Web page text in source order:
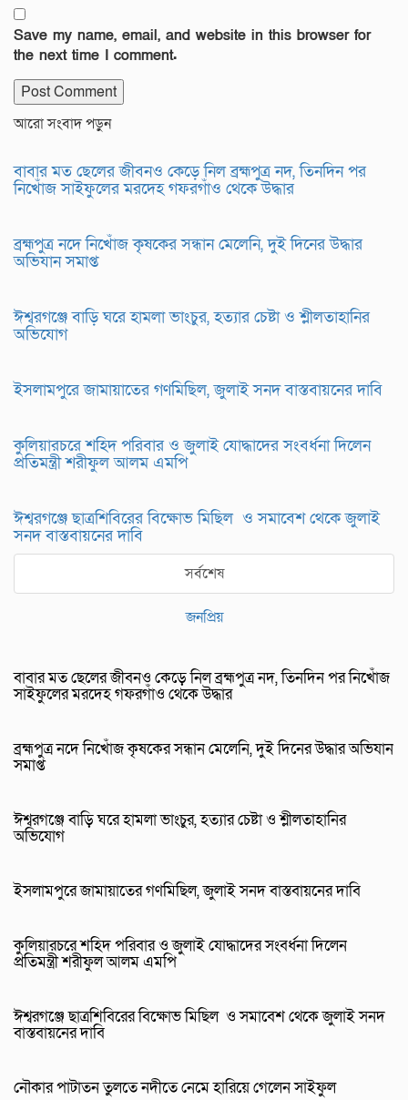
Save my name, email, and website in this browser for
the next time I comment.
আরো সংবাদ পড়ুন
বাবার মত ছেলের জীবনও কেড়ে নিল ব্রহ্মপুত্র নদ, তিনদিন পর
নিখোঁজ সাইফুলের মরদেহ গফরগাঁও থেকে উদ্ধার
ব্রহ্মপুত্র নদে নিখোঁজ কৃষকের সন্ধান মেলেনি, দুই দিনের উদ্ধার
অভিযান সমাপ্ত
ঈশ্বরগঞ্জে বাড়ি ঘরে হামলা ভাংচুর, হত্যার চেষ্টা ও শ্লীলতাহানির
অভিযোগ
ইসলামপুরে জামায়াতের গণমিছিল, জুলাই সনদ বাস্তবায়নের দাবি
কুলিয়ারচরে শহিদ পরিবার ও জুলাই যোদ্ধাদের সংবর্ধনা দিলেন
প্রতিমন্ত্রী শরীফুল আলম এমপি
ঈশ্বরগঞ্জে ছাত্রশিবিরের বিক্ষোভ মিছিল ও সমাবেশ থেকে জুলাই
সনদ বাস্তবায়নের দাবি
সর্বশেষ
জনপ্রিয়
বাবার মত ছেলের জীবনও কেড়ে নিল ব্রহ্মপুত্র নদ, তিনদিন পর নিখোঁজ
সাইফুলের মরদেহ গফরগাঁও থেকে উদ্ধার
ব্রহ্মপুত্র নদে নিখোঁজ কৃষকের সন্ধান মেলেনি, দুই দিনের উদ্ধার অভিযান
সমাপ্ত
ঈশ্বরগঞ্জে বাড়ি ঘরে হামলা ভাংচুর, হত্যার চেষ্টা ও শ্লীলতাহানির
অভিযোগ
ইসলামপুরে জামায়াতের গণমিছিল, জুলাই সনদ বাস্তবায়নের দাবি
কুলিয়ারচরে শহিদ পরিবার ও জুলাই যোদ্ধাদের সংবর্ধনা দিলেন
প্রতিমন্ত্রী শরীফুল আলম এমপি
ঈশ্বরগঞ্জে ছাত্রশিবিরের বিক্ষোভ মিছিল ও সমাবেশ থেকে জুলাই সনদ
বাস্তবায়নের দাবি
নৌকার পাটাতন তুলতে নদীতে নেমে হারিয়ে গেলেন সাইফুল